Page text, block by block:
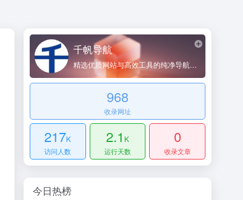
千帆导航
精选优质网站与高效工具的纯净导航平台
968
收录网址
217K
访问人数
2.1 K
运行天数
0
收录文章
今日热榜